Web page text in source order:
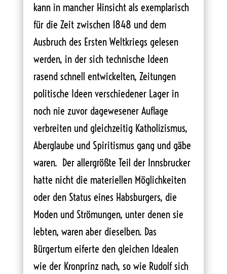
kann in mancher Hinsicht als exemplarisch
für die Zeit zwischen 1848 und dem
Ausbruch des Ersten Weltkriegs gelesen
werden, in der sich technische Ideen
rasend schnell entwickelten, Zeitungen
politische Ideen verschiedener Lager in
noch nie zuvor dagewesener Auflage
verbreiten und gleichzeitig Katholizismus,
Aberglaube und Spiritismus gang und gäbe
waren. Der allergrößte Teil der Innsbrucker
hatte nicht die materiellen Möglichkeiten
oder den Status eines Habsburgers, die
Moden und Strömungen, unter denen sie
lebten, waren aber dieselben. Das
Bürgertum eiferte den gleichen Idealen
wie der Kronprinz nach, so wie Rudolf sich